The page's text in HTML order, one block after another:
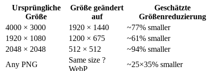
Ursprüngliche
Größe
Größe geändert
auf
Geschätzte
Größenreduzierung
4000 × 3000
1920 × 1440
~77% smaller
1920 × 1080
1200 × 675
~61% smaller
2048 × 2048
512 × 512
~94% smaller
Any PNG
Same size ?
WebP
~25×35% smaller